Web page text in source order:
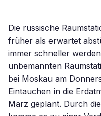
Die russische
früher als erwartet
immer schneller
unbemannten
bei Moskau am
Eintauchen in die
März geplant. Durch